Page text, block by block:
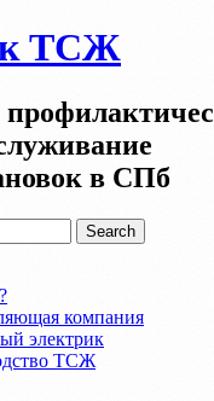
ТСЖ
в СПб
компания
электрик
ТСЖ